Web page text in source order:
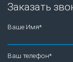
Заказать
Ваше Имя*
Ваш телефон*